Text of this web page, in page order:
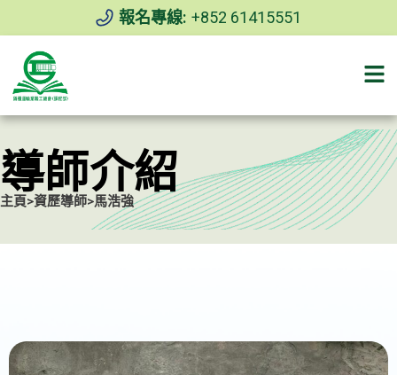
報名專線: +852 61415551
導師介紹
主頁>資歷導師>馬浩強